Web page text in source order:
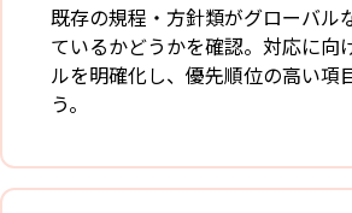
既存の規程・方針類がグローバル
ているかどうかを確認。対応に向
ルを明確化し、優先順位の高い項
う。